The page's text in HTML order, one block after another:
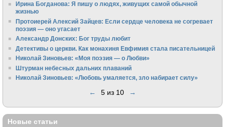
Ирина Богданова: Я пишу о людях, живущих самой обычной
жизнью
Протоиерей Алексий Зайцев: Если сердце человека не согревает
поэзия — оно угасает
Александр Донских: Бог труды любит
Детективы о церкви. Как монахиня Евфимия стала писательницей
Николай Зиновьев: «Моя поэзия — о Любви»
Штурман небесных дальних плаваний
Николай Зиновьев: «Любовь умаляется, зло набирает силу»
← 5 из 10 →
Новые статьи